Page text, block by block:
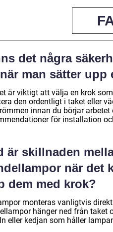
det några
man sätter upp
är viktigt att välja en krok
den ordentligt i taket eller
innan du börjar
för installation
är skillnaden
när det
dem med krok?
monteras vanligtvis
hänger ned från taket
eller kedjan som håller